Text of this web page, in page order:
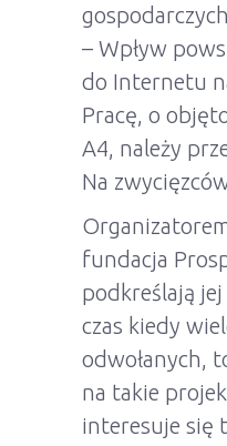
gospodarczych
– Wpływ
do Internetu
Pracę, o
A4, należy
Na
fundacja
podkreślają
czas kiedy
odwołanych,
na takie
interesuje się